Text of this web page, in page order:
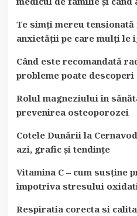
Te simți mereu tensionată
anxietății pe care mulți le
Când este recomandată
probleme poate descoperi
Rolul magneziului în
prevenirea osteoporozei
Cotele Dunării la
azi, grafic și tendințe
Vitamina C – cum susține
împotriva stresului
Respiratia corecta si